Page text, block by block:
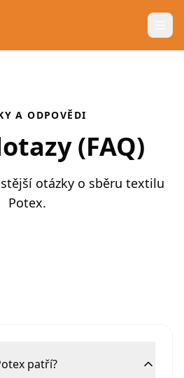
A ODPOVĚDI
(FAQ)
otázky o sběru textilu
Potex.
patří?